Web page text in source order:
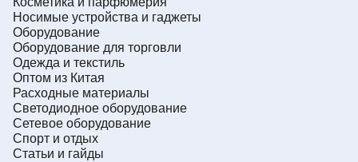
Носимые устройства и гаджеты
Оборудование
Оборудование для торговли
Одежда и текстиль
Оптом из Китая
Расходные материалы
Светодиодное оборудование
Сетевое оборудование
Спорт и отдых
Статьи и гайды